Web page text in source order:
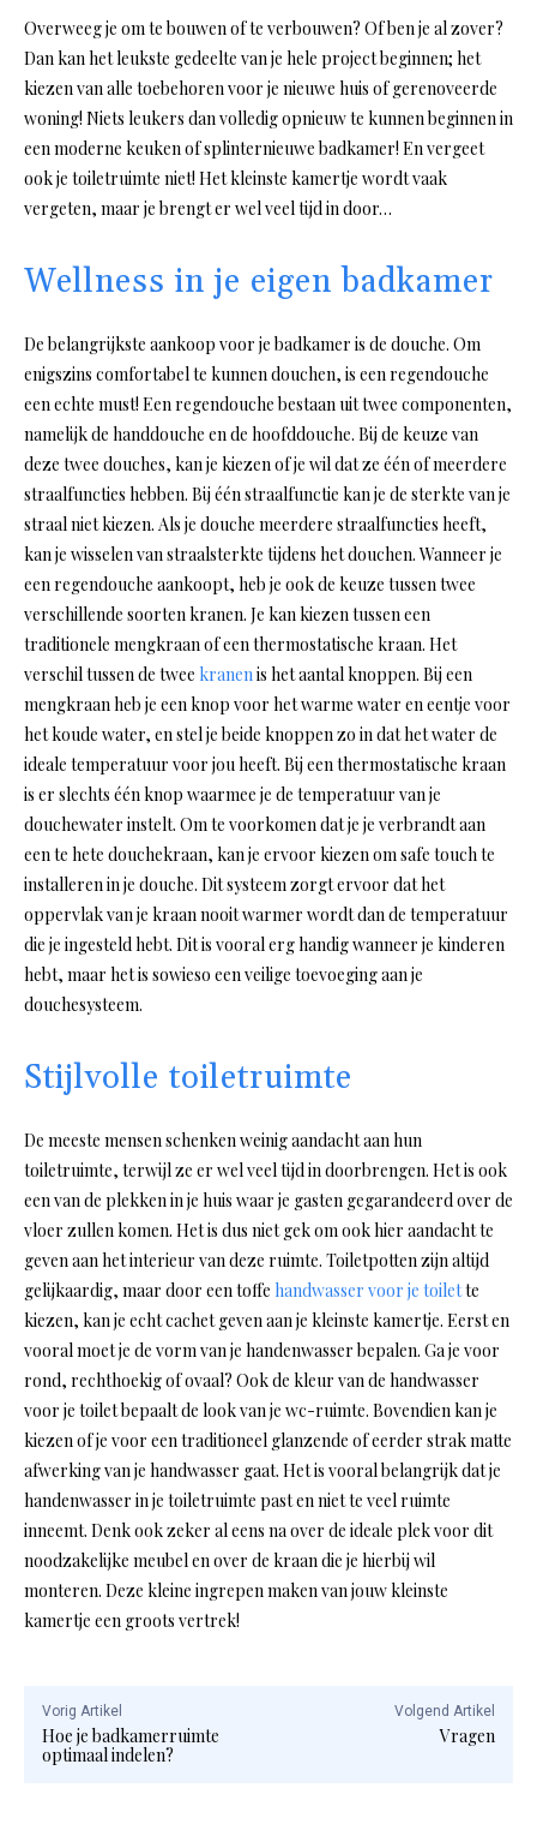
Overweeg je om te bouwen of te verbouwen? Of ben je al zover?
Dan kan het leukste gedeelte van je hele project beginnen; het
kiezen van alle toebehoren voor je nieuwe huis of gerenoveerde
woning! Niets leukers dan volledig opnieuw te kunnen beginnen in
een moderne keuken of splinternieuwe badkamer! En vergeet
ook je toiletruimte niet! Het kleinste kamertje wordt vaak
vergeten, maar je brengt er wel veel tijd in door…
Wellness in je eigen badkamer
De belangrijkste aankoop voor je badkamer is de douche. Om
enigszins comfortabel te kunnen douchen, is een regendouche
een echte must! Een regendouche bestaan uit twee componenten,
namelijk de handdouche en de hoofddouche. Bij de keuze van
deze twee douches, kan je kiezen of je wil dat ze één of meerdere
straalfuncties hebben. Bij één straalfunctie kan je de sterkte van je
straal niet kiezen. Als je douche meerdere straalfuncties heeft,
kan je wisselen van straalsterkte tijdens het douchen. Wanneer je
een regendouche aankoopt, heb je ook de keuze tussen twee
verschillende soorten kranen. Je kan kiezen tussen een
traditionele mengkraan of een thermostatische kraan. Het
verschil tussen de twee kranenis het aantal knoppen. Bij een
mengkraan heb je een knop voor het warme water en eentje voor
het koude water, en stel je beide knoppen zo in dat het water de
ideale temperatuur voor jou heeft. Bij een thermostatische kraan
is er slechts één knop waarmee je de temperatuur van je
douchewater instelt. Om te voorkomen dat je je verbrandt aan
een te hete douchekraan, kan je ervoor kiezen om safe touch te
installeren in je douche. Dit systeem zorgt ervoor dat het
oppervlak van je kraan nooit warmer wordt dan de temperatuur
die je ingesteld hebt. Dit is vooral erg handig wanneer je kinderen
hebt, maar het is sowieso een veilige toevoeging aan je
douchesysteem.
Stijlvolle toiletruimte
De meeste mensen schenken weinig aandacht aan hun
toiletruimte, terwijl ze er wel veel tijd in doorbrengen. Het is ook
een van de plekken in je huis waar je gasten gegarandeerd over de
vloer zullen komen. Het is dus niet gek om ook hier aandacht te
geven aan het interieur van deze ruimte. Toiletpotten zijn altijd
gelijkaardig, maar door een toffe handwasser voor je toilette
kiezen, kan je echt cachet geven aan je kleinste kamertje. Eerst en
vooral moet je de vorm van je handenwasser bepalen. Ga je voor
rond, rechthoekig of ovaal? Ook de kleur van de handwasser
voor je toilet bepaalt de look van je wc-ruimte. Bovendien kan je
kiezen of je voor een traditioneel glanzende of eerder strak matte
afwerking van je handwasser gaat. Het is vooral belangrijk dat je
handenwasser in je toiletruimte past en niet te veel ruimte
inneemt. Denk ook zeker al eens na over de ideale plek voor dit
noodzakelijke meubel en over de kraan die je hierbij wil
monteren. Deze kleine ingrepen maken van jouw kleinste
kamertje een groots vertrek!
Vorig Artikel
Hoe je badkamerruimte
optimaal indelen?
Volgend Artikel
Vragen